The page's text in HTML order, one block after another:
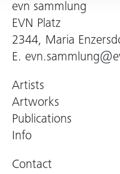
evn sammlung
EVN Platz
2344, Maria
E.
Artists
Artworks
Publications
Info
Contact